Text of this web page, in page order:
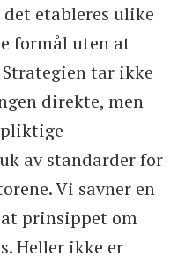
etableres ulike
formål uten at
tar ikke
direkte, men
pliktige
av standarder for
Vi savner en
prinsippet om
Heller ikke er